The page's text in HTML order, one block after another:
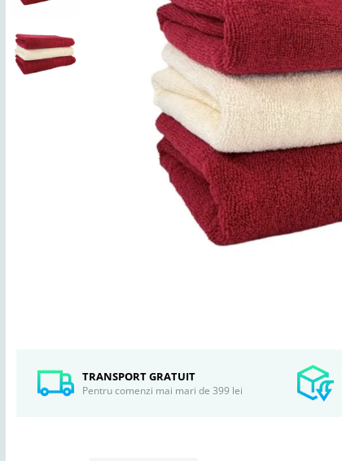
Lenjerii de pat Bumbac 100%
Lenjerii de pat Cocolino
Lenjerii de pat Finet + 2 Draperii
Lenjerii de pat Saten 4 piese cu
TRANSPORT GRATUIT
Pentru comenzi mai mari de 399 lei